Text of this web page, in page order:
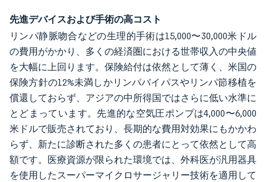
先進デバイスおよび手術の高コスト
リンパ静脈吻合などの生理的手術は15,000〜30,000米ドル
の費用がかかり、多くの経済圏における世帯収入の中央値
を大幅に上回ります。保険給付は依然として薄く、米国の
保険方針の12%未満しかリンパバイパスやリンパ節移植を
償還しておらず、アジアの中所得国ではさらに低い水準に
とどまっています。先進的な空気圧ポンプは4,000〜6,000
米ドルで販売されており、長期的な費用対効果にもかかわ
らず、新たに診断された多くの患者にとって依然として高
額です。医療資源が限られた環境では、外科医が汎用器具
を使用したスーパーマイクロサージャリー技術を適用して